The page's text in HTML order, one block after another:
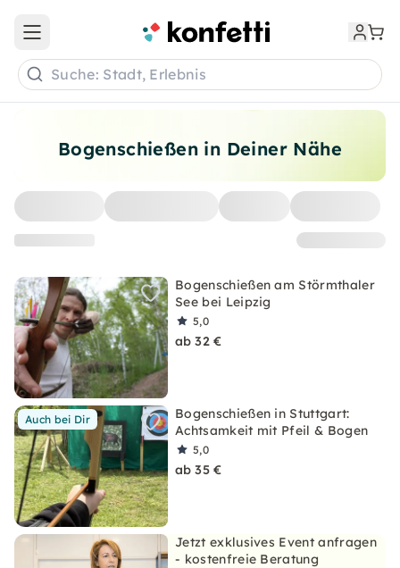
Bogenschießen in Deiner Nähe
Bogenschießen am Störmthaler
See bei Leipzig
5,0
ab 32 €
Auch bei Dir
Bogenschießen in Stuttgart:
Achtsamkeit mit Pfeil & Bogen
5,0
ab 35 €
Jetzt exklusives Event anfragen
- kostenfreie Beratung
Open main menu
Suche: Stadt, Erlebnis